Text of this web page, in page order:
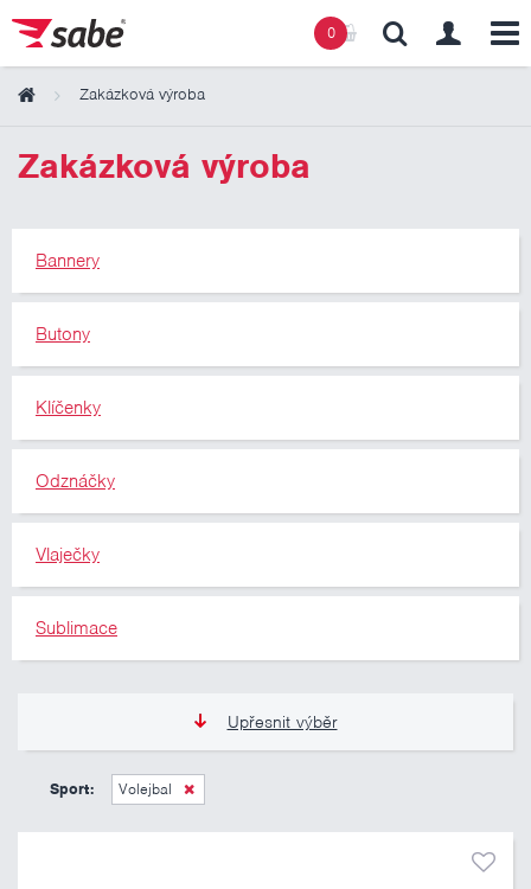
0
Zakázková výroba
Zakázková výroba
Bannery
Butony
Klíčenky
Odznáčky
Vlaječky
Sublimace
Upřesnit výběr
13 Kč
Sport: Volejbal
Obsah košíku